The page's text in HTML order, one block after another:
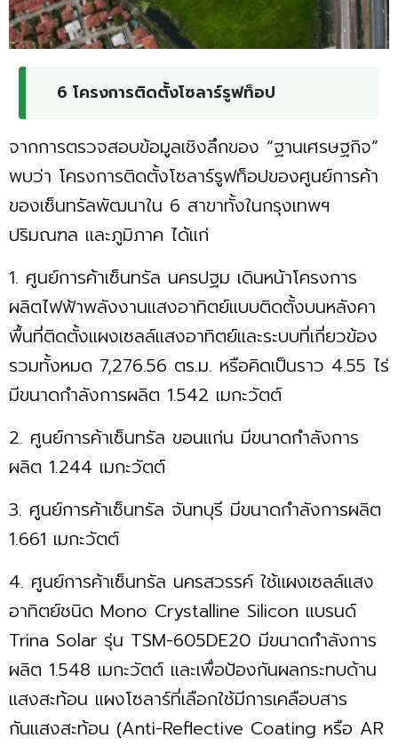
6 โครงการติดตั้งโซลาร์รูฟท็อป
จากการตรวจสอบข้อมูลเชิงลึกของ “ฐานเศรษฐกิจ”
พบว่า โครงการติดตั้งโซลาร์รูฟท็อปของศูนย์การค้า
ของเซ็นทรัลพัฒนาใน 6 สาขาทั้งในกรุงเทพฯ
ปริมณฑล และภูมิภาค ได้แก่
1. ศูนย์การค้าเซ็นทรัล นครปฐม เดินหน้าโครงการ
ผลิตไฟฟ้าพลังงานแสงอาทิตย์แบบติดตั้งบนหลังคา
พื้นที่ติดตั้งแผงเซลล์แสงอาทิตย์และระบบที่เกี่ยวข้อง
รวมทั้งหมด 7,276.56 ตร.ม. หรือคิดเป็นราว 4.55 ไร่
มีขนาดกำลังการผลิต 1.542 เมกะวัตต์
2. ศูนย์การค้าเซ็นทรัล ขอนแก่น มีขนาดกำลังการ
ผลิต 1.244 เมกะวัตต์
3. ศูนย์การค้าเซ็นทรัล จันทบุรี มีขนาดกำลังการผลิต
1.661 เมกะวัตต์
4. ศูนย์การค้าเซ็นทรัล นครสวรรค์ ใช้แผงเซลล์แสง
อาทิตย์ชนิด Mono Crystalline Silicon แบรนด์
Trina Solar รุ่น TSM-605DE20 มีขนาดกำลังการ
ผลิต 1.548 เมกะวัตต์ และเพื่อป้องกันผลกระทบด้าน
แสงสะท้อน แผงโซลาร์ที่เลือกใช้มีการเคลือบสาร
กันแสงสะท้อน (Anti-Reflective Coating หรือ AR